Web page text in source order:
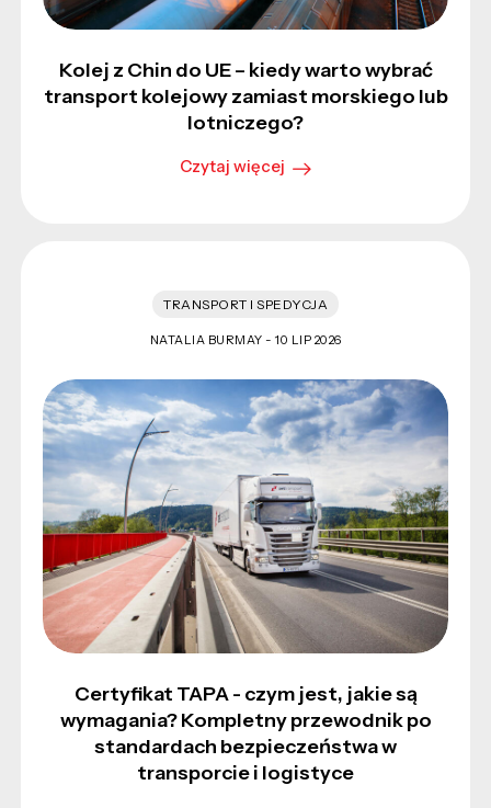
Kolej z Chin do UE – kiedy warto wybrać
transport kolejowy zamiast morskiego lub
lotniczego?
Czytaj więcej
TRANSPORT I SPEDYCJA
NATALIA BURMAY - 10 LIP 2026
Certyfikat TAPA - czym jest, jakie są
wymagania? Kompletny przewodnik po
standardach bezpieczeństwa w
transporcie i logistyce